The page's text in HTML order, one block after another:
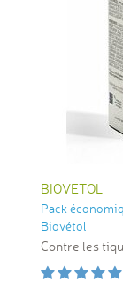
BIOVETOL
Pack
Biovétol
Contre les